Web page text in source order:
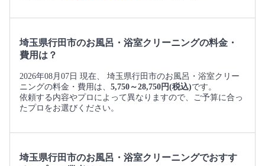
埼玉県行田市のお風呂・浴室クリーニングの料金・
費用は？
2026年08月07日 現在、 埼玉県行田市のお風呂・浴室クリー
ニングの料金・費用は、 5,750～28,750円(税込)です。
依頼する内容やプロによって異なりますので、ご予算に合っ
たプロをお選びください。
埼玉県行田市のお風呂・浴室クリーニングでおすす